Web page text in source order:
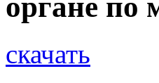
скачать